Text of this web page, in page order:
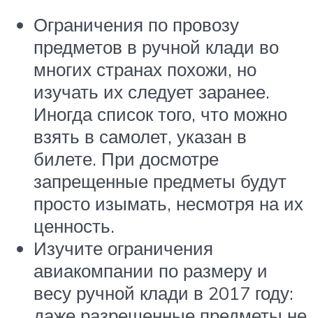
Ограничения по провозу
предметов в ручной клади во
многих странах похожи, но
изучать их следует заранее.
Иногда список того, что можно
взять в самолет, указан в
билете. При досмотре
запрещенные предметы будут
просто изымать, несмотря на их
ценность.
Изучите ограничения
авиакомпании по размеру и
весу ручной клади в 2017 году: